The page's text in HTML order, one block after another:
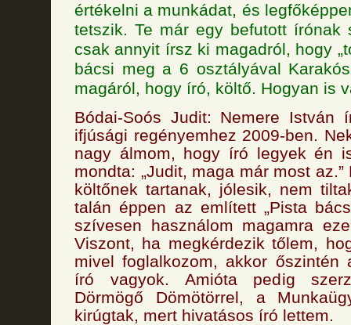
értékelni a munkádat, és
tetszik. Te már egy befutott írónak
csak annyit írsz ki magadról, hogy
bácsi meg a 6 osztályával
magáról, hogy író, költő. Hogyan is
Bódai-Soós Judit: Nemere István
ifjúsági regényemhez 2009-ben.
nagy álmom, hogy író legyek én
mondta: „Judit, maga már most
költőnek tartanak, jólesik, nem
talán éppen az említett „Pista
szívesen használom magamra
Viszont, ha megkérdezik tőlem,
mivel foglalkozom, akkor őszintén
író vagyok. Amióta pedig
Dörmögő Dömötörrel, a
kirúgtak, mert hivatásos író lettem.